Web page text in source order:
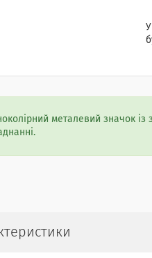
металевий значок